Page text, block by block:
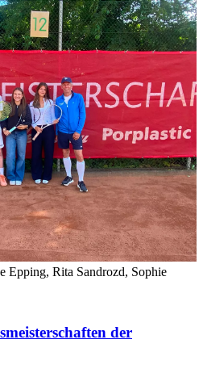
Epping, Rita Sandrozd, Sophie
der